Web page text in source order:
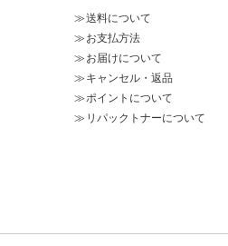
送料について
お支払方法
お届けについて
キャンセル・返品
ポイントについて
リパックトナーについて